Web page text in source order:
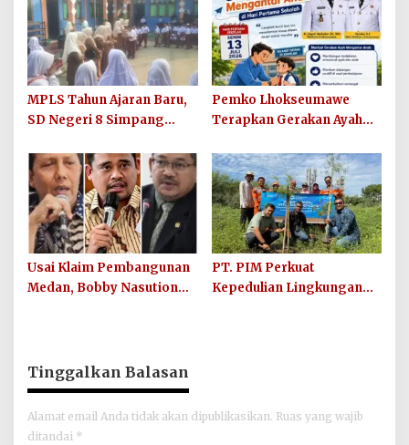
dan Sosialisasikan Lelang
Barang Rampasan
MPLS Tahun Ajaran Baru,
SD Negeri 8 Simpang
Sekolah Berkualitas dan
Berkarakter
Pemko Lhokseumawe
Terapkan Gerakan Ayah
Sekolah
Usai Klaim Pembangunan
Medan, Bobby Nasution
PT. PIM Perkuat
Kepedulian Lingkungan
Tinggalkan Balasan
Alamat email Anda tidak akan dipublikasikan. Ruas yang wajib
ditandai *